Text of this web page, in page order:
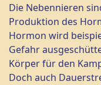
Die Nebennieren
Produktion des
Hormon wird
Gefahr
Körper für den
Doch auch